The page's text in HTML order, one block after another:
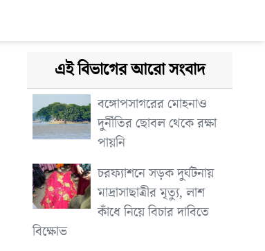
এই বিভাগের আরো সংবাদ
বঙ্গোপসাগরের মোহনাও
দুর্নীতির ছোবল থেকে রক্ষা
পায়নি
চরফ্যাশনে সড়ক দুর্ঘটনায়
মাদ্রাসাছাত্রীর মৃত্যু, লাশ
কাঁধে নিয়ে বিচার দাবিতে
বিক্ষোভ